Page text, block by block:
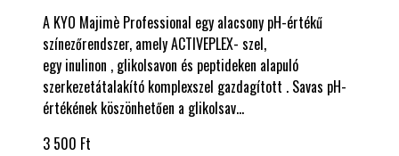
A KYO Majimè Professional egy alacsony pH-értékű
színezőrendszer, amely ACTIVEPLEX- szel,
egy inulinon , glikolsavon és peptideken alapuló
szerkezetátalakító komplexszel gazdagított . Savas pH-
értékének köszönhetően a glikolsav…
3 500 Ft